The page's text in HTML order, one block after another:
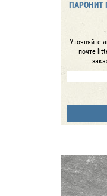
ПАРОНИТ
Уточняйте
почте